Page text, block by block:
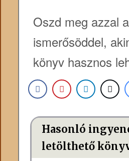
Oszd meg azzal
ismerősöddel,
könyv hasznos
Hasonló
letölthető